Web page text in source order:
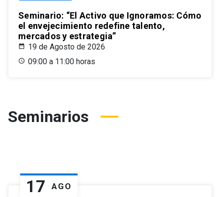
Seminario: “El Activo que Ignoramos: Cómo
el envejecimiento redefine talento,
mercados y estrategia”
19 de Agosto de 2026
09:00 a 11:00 horas
Seminarios
17 AGO